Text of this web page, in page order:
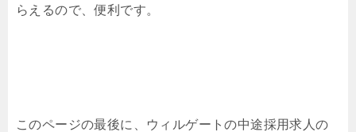
らえるので、便利です。
このページの最後に、ウィルゲートの中途採用求人の